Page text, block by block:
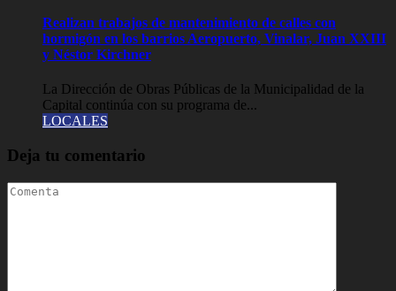
Realizan trabajos de mantenimiento de calles con
hormigón en los barrios Aeropuerto, Vinalar, Juan XXIII
y Néstor Kirchner
La Dirección de Obras Públicas de la Municipalidad de la
Capital continúa con su programa de...
LOCALES
Deja tu comentario